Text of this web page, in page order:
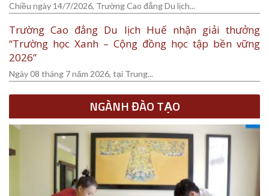
Chiều ngày 14/7/2026, Trường Cao đẳng Du lịch...
Trường Cao đẳng Du lịch Huế nhận giải thưởng
“Trường học Xanh – Cộng đồng học tập bền vững
2026”
Ngày 08 tháng 7 năm 2026, tại Trung...
NGÀNH ĐÀO TẠO